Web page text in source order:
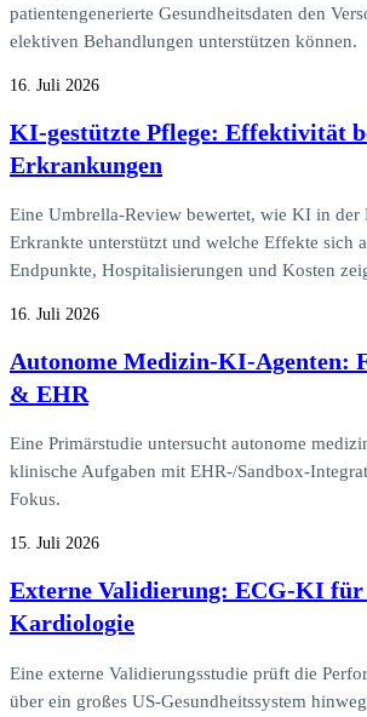
patientengenerierte Gesundheitsdaten den
elektiven Behandlungen unterstützen können.
16. Juli 2026
KI-gestützte Pflege: Effektivität
Erkrankungen
Eine Umbrella-Review bewertet, wie KI in der
Erkrankte unterstützt und welche Effekte sich
Endpunkte, Hospitalisierungen und Kosten
16. Juli 2026
Autonome Medizin-KI-Agenten:
& EHR
Eine Primärstudie untersucht autonome
klinische Aufgaben mit EHR-/Sandbox-
Fokus.
15. Juli 2026
Externe Validierung: ECG-KI
Kardiologie
Eine externe Validierungsstudie prüft die
über ein großes US-Gesundheitssystem